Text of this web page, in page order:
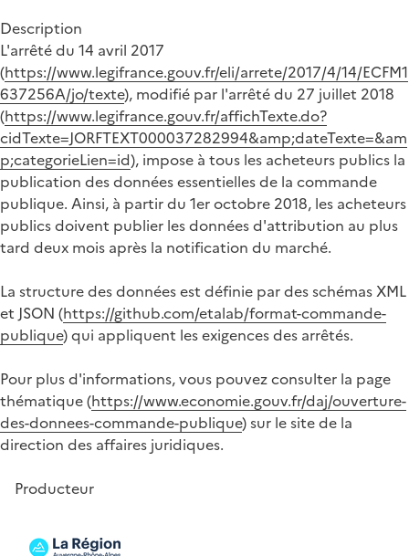
Description
L'arrêté du 14 avril 2017
(https://www.legifrance.gouv.fr/eli/arrete/2017/4/14/ECFM1
637256A/jo/texte), modifié par l'arrêté du 27 juillet 2018
(https://www.legifrance.gouv.fr/affichTexte.do?
cidTexte=JORFTEXT000037282994&amp;dateTexte=&am
p;categorieLien=id), impose à tous les acheteurs publics la
publication des données essentielles de la commande
publique. Ainsi, à partir du 1er octobre 2018, les acheteurs
publics doivent publier les données d'attribution au plus
tard deux mois après la notification du marché.
La structure des données est définie par des schémas XML
et JSON (https://github.com/etalab/format-commande-
publique) qui appliquent les exigences des arrêtés.
Pour plus d'informations, vous pouvez consulter la page
thématique (https://www.economie.gouv.fr/daj/ouverture-
des-donnees-commande-publique) sur le site de la
direction des affaires juridiques.
Producteur